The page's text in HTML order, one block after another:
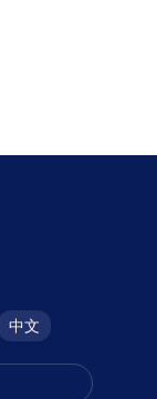
中文